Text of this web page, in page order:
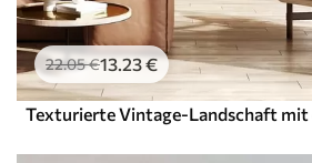
22.05€13.23€